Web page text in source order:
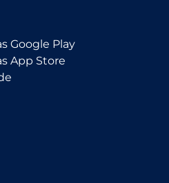
Google Play
App Store